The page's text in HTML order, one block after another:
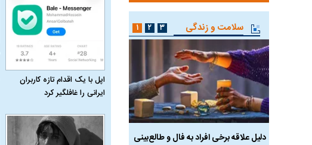
اپل با یک اقدام تازه کاربران
ایرانی را غافلگیر کرد
سلامت و زندگی
دلیل علاقه برخی افراد به فال و طالع‌بینی تاثیر استرس بر بدن
۱ ۲ ۳